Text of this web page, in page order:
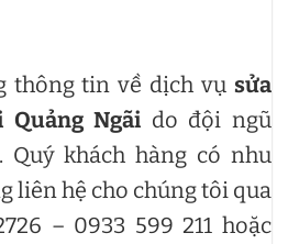
thông tin về dịch vụ sửa
Ngãi do đội ngũ
Quý khách hàng có nhu
liên hệ cho chúng tôi qua
– 0933 599 211 hoặc